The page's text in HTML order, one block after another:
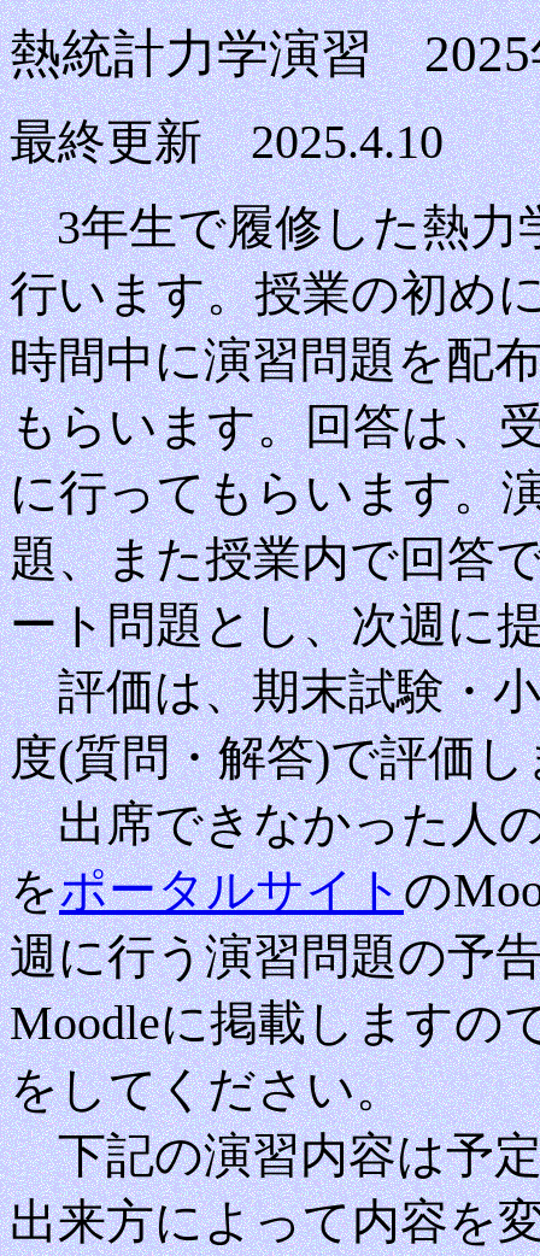
熱統計力学演習 2025
最終更新 2025.4.10
3年生で履修した熱
行います。授業の初め
時間中に演習問題を配
もらいます。回答は、
に行ってもらいます。
題、また授業内で回答
ート問題とし、次週に
評価は、期末試験・小
度(質問・解答)で評価
出席できなかった人
をポータルサイトの
週に行う演習問題の予
Moodleに掲載しますの
をしてください。
下記の演習内容は予
出来方によって内容を